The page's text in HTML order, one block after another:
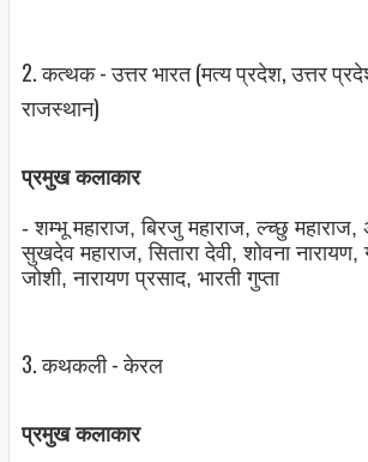
2. कत्‍थक - उत्तर भारत (मत्‍य प्रदेश, उत्तर
राजस्‍थान)
प्रमुख कलाकार
- शम्‍भू महाराज, बिरजु महाराज, ल्‍च्‍छु
सुखदेव महाराज, सितारा देवी, शोवना नारायण,
जोशी, नारायण प्रसाद, भारती गुप्‍ता
3. कथकली - केरल
प्रमुख कलाकार